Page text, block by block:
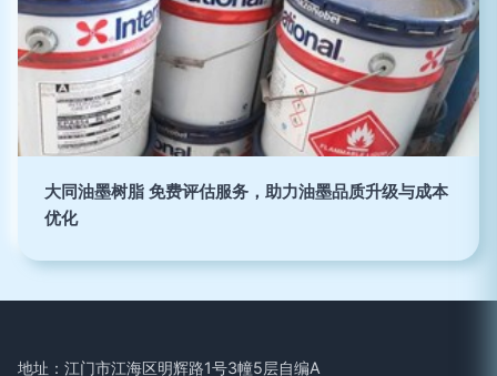
大同油墨树脂 免费评估服务，助力油墨品质升级与成本
优化
地址：江门市江海区明辉路1号3幢5层自编A